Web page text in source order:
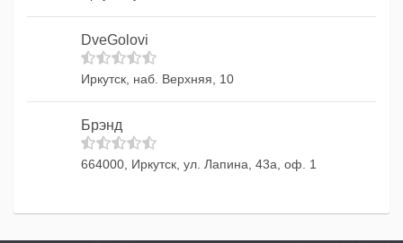
DveGolovi
Иркутск, наб. Верхняя, 10
Брэнд
664000, Иркутск, ул. Лапина, 43а, оф. 1